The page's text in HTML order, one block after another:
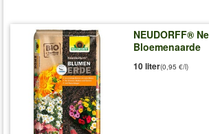
NEUDORFF®
Bloemenaarde
10 liter(0,95 €/l)